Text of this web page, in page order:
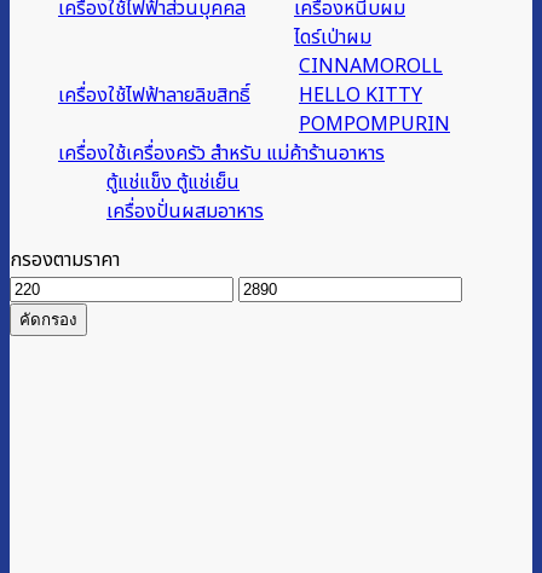
เครื่องใช้ไฟฟ้าส่วนบุคคล
เครื่องหนีบผม
ไดร์เป่าผม
เครื่องใช้ไฟฟ้าลายลิขสิทธิ์
CINNAMOROLL
HELLO KITTY
POMPOMPURIN
เครื่องใช้เครื่องครัว สำหรับ แม่ค้าร้านอาหาร
ตู้แช่แข็ง ตู้แช่เย็น
เครื่องปั่นผสมอาหาร
กรองตามราคา
ราคา
ต่ำ
สุด
ราคา
คัดกรอง